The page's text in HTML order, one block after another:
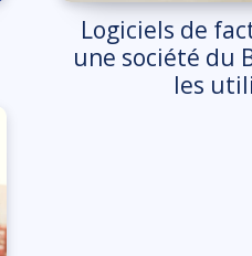
Logiciels de
une société du
les